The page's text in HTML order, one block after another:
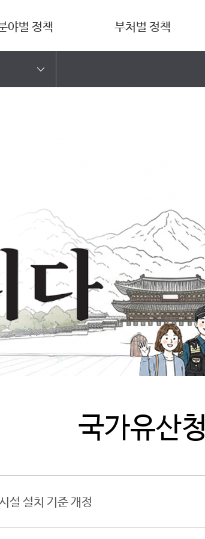
야별 정책 부처별 정책
국가유산청
설 설치 기준 개정